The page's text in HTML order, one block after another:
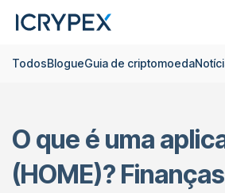
Entrar
Empresa
Pesquisar
TodosBlogueGuia de criptomoeda
O que é uma
(HOME)? Finanças